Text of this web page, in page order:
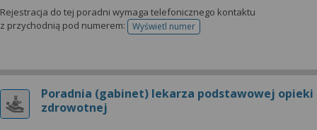
Rejestracja do tej poradni wymaga telefonicznego kontaktu
z przychodnią pod numerem:
Wyświetl numertelefonu do rejestracji
Poradnia (gabinet) lekarza podstawowej opieki
zdrowotnej